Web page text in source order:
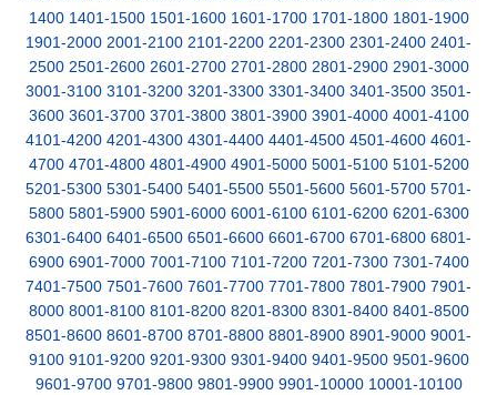
1400 1401-1500 1501-1600 1601-1700 1701-1800 1801-1900
1901-2000 2001-2100 2101-2200 2201-2300 2301-2400 2401-
2500 2501-2600 2601-2700 2701-2800 2801-2900 2901-3000
3001-3100 3101-3200 3201-3300 3301-3400 3401-3500 3501-
3600 3601-3700 3701-3800 3801-3900 3901-4000 4001-4100
4101-4200 4201-4300 4301-4400 4401-4500 4501-4600 4601-
4700 4701-4800 4801-4900 4901-5000 5001-5100 5101-5200
5201-5300 5301-5400 5401-5500 5501-5600 5601-5700 5701-
5800 5801-5900 5901-6000 6001-6100 6101-6200 6201-6300
6301-6400 6401-6500 6501-6600 6601-6700 6701-6800 6801-
6900 6901-7000 7001-7100 7101-7200 7201-7300 7301-7400
7401-7500 7501-7600 7601-7700 7701-7800 7801-7900 7901-
8000 8001-8100 8101-8200 8201-8300 8301-8400 8401-8500
8501-8600 8601-8700 8701-8800 8801-8900 8901-9000 9001-
9100 9101-9200 9201-9300 9301-9400 9401-9500 9501-9600
9601-9700 9701-9800 9801-9900 9901-10000 10001-10100